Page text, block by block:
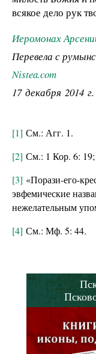
всякое дело рук
Иеромонах
Перевела с
Nistea.com
17 декабря 2014 г.
[1] См.: Агг. 1.
[2] См.: 1 Кор. 6: 19;
[3] «Порази-его-
эвфемические
нежелательным
[4] См.: Мф. 5: 44.